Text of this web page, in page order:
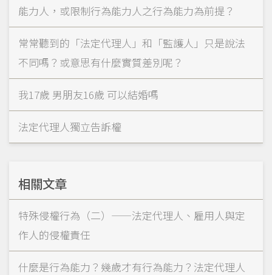
能力人，或限制行為能力人之行為能力為前提？
常常聽到的「法定代理人」和「監護人」只是說法
不同嗎？或意思有什麼實質差別呢？
我17歲 男朋友16歲 可以結婚嗎
法定代理人獨立告訴權
相關文章
特殊侵權行為（二）——法定代理人、雇用人與定
作人的侵權責任
什麼是行為能力？幾歲才有行為能力？法定代理人